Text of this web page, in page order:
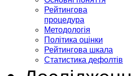
Рейтингова
процедура
Методологія
Політика оцінки
Рейтингова шкала
Статистика дефолтів